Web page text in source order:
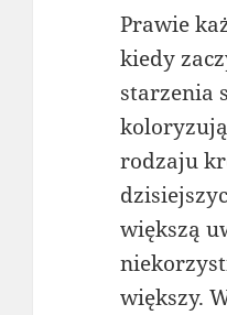
Prawie
kiedy
starzenia
rodzaju
większą
większy.